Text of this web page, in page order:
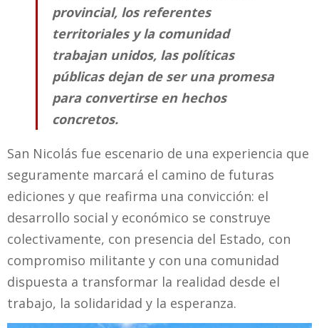
provincial, los referentes
territoriales y la comunidad
trabajan unidos, las políticas
públicas dejan de ser una promesa
para convertirse en hechos
concretos.
San Nicolás fue escenario de una experiencia que
seguramente marcará el camino de futuras
ediciones y que reafirma una convicción: el
desarrollo social y económico se construye
colectivamente, con presencia del Estado, con
compromiso militante y con una comunidad
dispuesta a transformar la realidad desde el
trabajo, la solidaridad y la esperanza.